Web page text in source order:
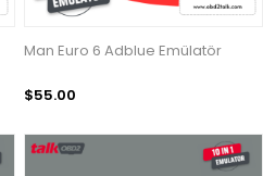
Man Euro 6 Adblue Emülatör
$55.00